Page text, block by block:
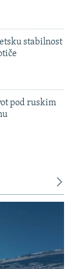
stabilnost
pod ruskim